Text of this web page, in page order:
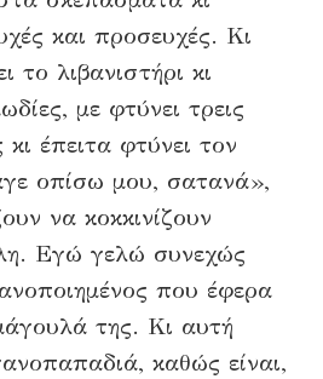
και προσευχές. Κι
το λιβανιστήρι κι
με φτύνει τρεις
έπειτα φτύνει τον
οπίσω μου, σατανά»,
να κοκκινίζουν
Εγώ γελώ συνεχώς
που έφερα
της. Κι αυτή
καθώς είναι,